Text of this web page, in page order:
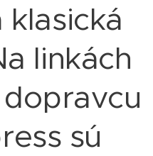
klasická
linkách
sú